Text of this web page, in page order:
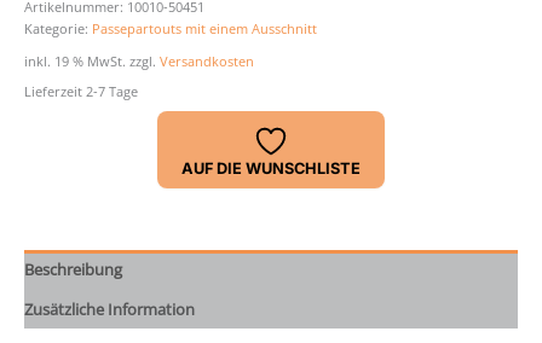
30
cm
Menge
Artikelnummer: 10010-50451
Kategorie: Passepartouts mit einem Ausschnitt
inkl. 19 % MwSt. zzgl. Versandkosten
Lieferzeit 2-7 Tage
AUF DIE WUNSCHLISTE
Beschreibung
Zusätzliche Information